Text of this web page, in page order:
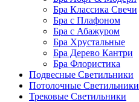
Бра Классика Свечи
Бра с Плафоном
Бра с Абажуром
Бра Хрустальные
Бра Дерево Кантри
Бра Флористика
Подвесные Светильники
Потолочные Светильники
Трековые Светильники